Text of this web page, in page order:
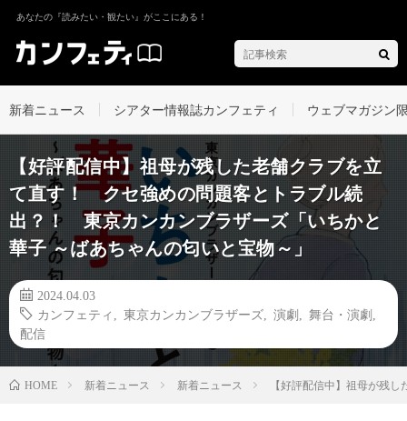
あなたの『読みたい・観たい』がここにある！
新着ニュース シアター情報誌カンフェティ ウェブマガジン
【好評配信中】祖母が残した老舗クラブを立
て直す！ クセ強めの問題客とトラブル続
出？！ 東京カンカンブラザーズ「いちかと
華子 ～ばあちゃんの匂いと宝物～」
2024.04.03
カンフェティ
東京カンカンブラザーズ 演劇 舞台・演劇
配信
HOME 新着ニュース 新着ニュース 【好評配信中】祖母が残